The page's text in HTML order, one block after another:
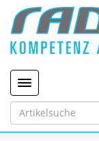
Toggle navigation